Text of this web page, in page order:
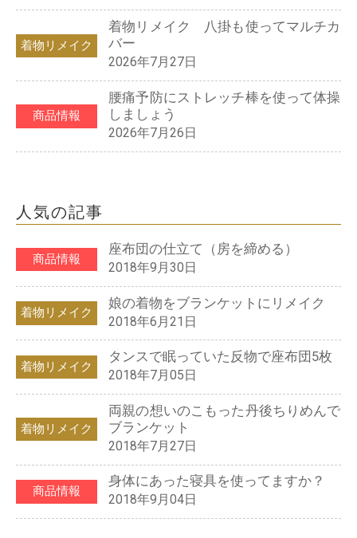
着物リメイク
着物リメイク 八掛も使ってマルチカ
バー
2026年7月27日
商品情報
腰痛予防にストレッチ棒を使って体操
しましょう
2026年7月26日
人気の記事
商品情報
座布団の仕立て（房を締める）
2018年9月30日
着物リメイク
娘の着物をブランケットにリメイク
2018年6月21日
着物リメイク
タンスで眠っていた反物で座布団5枚
2018年7月05日
着物リメイク
両親の想いのこもった丹後ちりめんで
ブランケット
2018年7月27日
商品情報
身体にあった寝具を使ってますか？
2018年9月04日